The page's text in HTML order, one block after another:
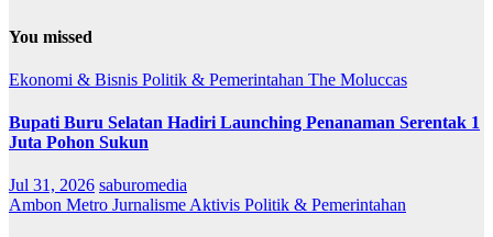
You missed
Ekonomi & Bisnis Politik & Pemerintahan The Moluccas
Bupati Buru Selatan Hadiri Launching Penanaman Serentak 1
Juta Pohon Sukun
Jul 31, 2026 saburomedia
Ambon Metro Jurnalisme Aktivis Politik & Pemerintahan